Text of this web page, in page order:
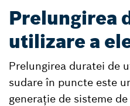
Prelungirea
utilizare a
Prelungirea duratei de
sudare în puncte este
generație de sisteme